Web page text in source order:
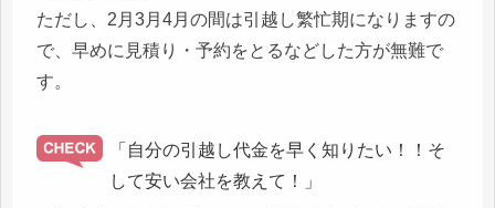
ただし、2月3月4月の間は引越し繁忙期になりますの
で、早めに見積り・予約をとるなどした方が無難で
す。
「自分の引越し代金を早く知りたい！！そ
して安い会社を教えて！」